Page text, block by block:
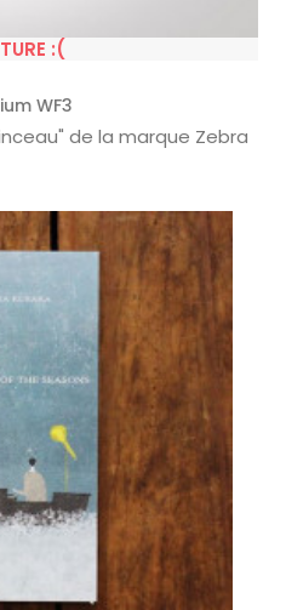
:(
WF3
de la marque Zebra